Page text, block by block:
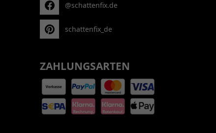
@schattenfix.de
schattenfix_de
ZAHLUNGSARTEN